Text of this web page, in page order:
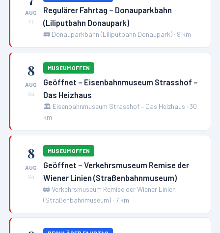
AUG
Fr
Regulärer Fahrtag – Donauparkbahn
(Liliputbahn Donaupark)
🚃 Donauparkbahn (Liliputbahn Donaupark) · 9 km
8
AUG
Sa
MUSEUM OFFEN
Geöffnet – Eisenbahnmuseum Strasshof –
Das Heizhaus
🏛️ Eisenbahnmuseum Strasshof – Das Heizhaus ·30
km
8
AUG
Sa
MUSEUM OFFEN
Geöffnet – Verkehrsmuseum Remise der
Wiener Linien (Straßenbahnmuseum)
🚋 Verkehrsmuseum Remise der Wiener Linien
(Straßenbahnmuseum) · 7 km